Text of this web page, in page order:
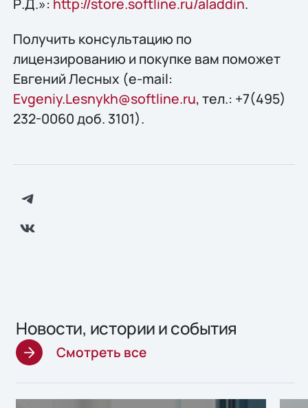
Р.Д.»: http://store.softline.ru/aladdin.
Получить консультацию по
лицензированию и покупке вам поможет
Евгений Лесных (e-mail:
Evgeniy.Lesnykh@softline.ru, тел.: +7(495)
232-0060 доб. 3101).
Новости, истории и события
Смотреть все